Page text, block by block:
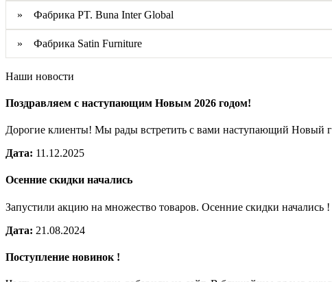
» Фабрика PT. Buna Inter Global
» Фабрика Satin Furniture
Наши новости
Поздравляем с наступающим Новым 2026 годом!
Дорогие клиенты! Мы рады встретить с вами наступающий Новый
Дата: 11.12.2025
Осенние скидки начались
Запустили акцию на множество товаров. Осенние скидки
Дата: 21.08.2024
Поступление новинок !